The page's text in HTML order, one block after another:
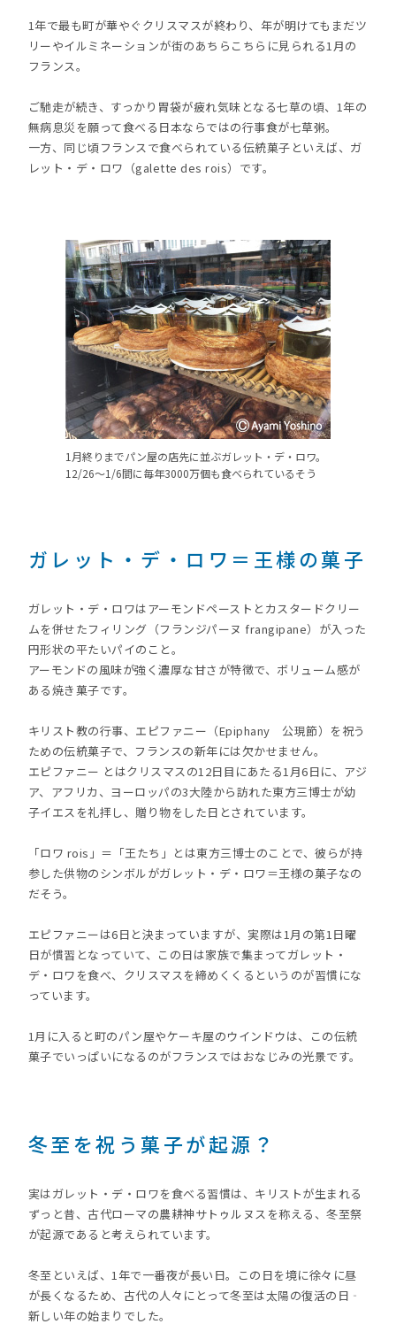
1年で最も町が華やぐクリスマスが終わり、年が明けてもまだツ
リーやイルミネーションが街のあちらこちらに見られる1月の
フランス。
ご馳走が続き、すっかり胃袋が疲れ気味となる七草の頃、1年の
無病息災を願って食べる日本ならではの行事食が七草粥。
一方、同じ頃フランスで食べられている伝統菓子といえば、ガ
レット・デ・ロワ（galette des rois）です。
1月終りまでパン屋の店先に並ぶガレット・デ・ロワ。
12/26〜1/6間に毎年3000万個も食べられているそう
ガレット・デ・ロワ＝王様の菓子
ガレット・デ・ロワはアーモンドペーストとカスタードクリー
ムを併せたフィリング（フランジパーヌ frangipane）が入った
円形状の平たいパイのこと。
アーモンドの風味が強く濃厚な甘さが特徴で、ボリューム感が
ある焼き菓子です。
キリスト教の行事、エピファニー（Epiphany 公現節）を祝う
ための伝統菓子で、フランスの新年には欠かせません。
エピファニー とはクリスマスの12日目にあたる1月6日に、アジ
ア、アフリカ、ヨーロッパの3大陸から訪れた東方三博士が幼
子イエスを礼拝し、贈り物をした日とされています。
「ロワ rois」＝「王たち」とは東方三博士のことで、彼らが持
参した供物のシンボルがガレット・デ・ロワ＝王様の菓子なの
だそう。
エピファニーは6日と決まっていますが、実際は1月の第1日曜
日が慣習となっていて、この日は家族で集まってガレット・
デ・ロワを食べ、クリスマスを締めくくるというのが習慣にな
っています。
1月に入ると町のパン屋やケーキ屋のウインドウは、この伝統
菓子でいっぱいになるのがフランスではおなじみの光景です。
冬至を祝う菓子が起源？
実はガレット・デ・ロワを食べる習慣は、キリストが生まれる
ずっと昔、古代ローマの農耕神サトゥルヌスを称える、冬至祭
が起源であると考えられています。
冬至といえば、1年で一番夜が長い日。この日を境に徐々に昼
が長くなるため、古代の人々にとって冬至は太陽の復活の日‐
新しい年の始まりでした。